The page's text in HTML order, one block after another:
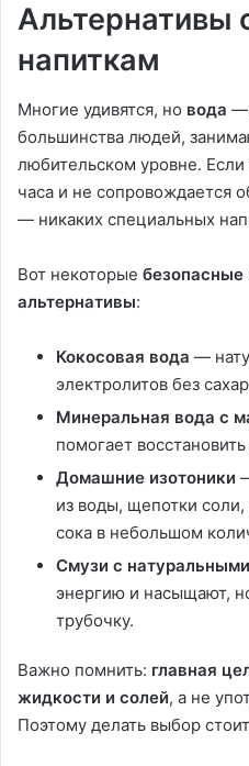
Альтернативы
напиткам
Многие удивятся, но вода —
большинства людей,
любительском уровне.
часа и не сопровождается
— никаких специальных
Вот некоторые
альтернативы:
Кокосовая вода —
электролитов без
Минеральная вода с
помогает
Домашние изотоники
из воды, щепотки
сока в небольшом
Смузи с
энергию и насыщают,
трубочку.
Важно помнить: главная
жидкости и солей, а не
Поэтому делать выбор